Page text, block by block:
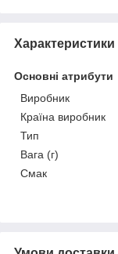
Характеристики
Основні атрибути
Виробник
Країна виробник
Тип
Вага (г)
Смак